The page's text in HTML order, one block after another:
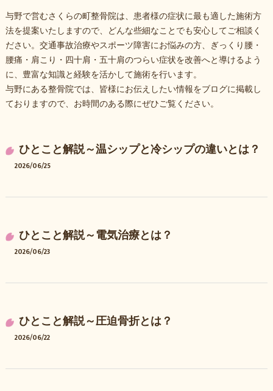
与野で営むさくらの町整骨院は、患者様の症状に最も適した施術方
法を提案いたしますので、どんな些細なことでも安心してご相談く
ださい。交通事故治療やスポーツ障害にお悩みの方、ぎっくり腰・
腰痛・肩こり・四十肩・五十肩のつらい症状を改善へと導けるよう
に、豊富な知識と経験を活かして施術を行います。
与野にある整骨院では、皆様にお伝えしたい情報をブログに掲載し
ておりますので、お時間のある際にぜひご覧ください。
ひとこと解説～温シップと冷シップの違いとは？
2026/06/25
ひとこと解説～電気治療とは？
2026/06/23
ひとこと解説～圧迫骨折とは？
2026/06/22